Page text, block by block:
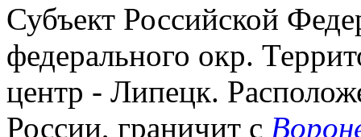
Субъект Российской
федерального окр.
центр - Липецк.
России, граничит с